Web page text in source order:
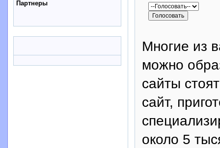
Партнеры
Многие из
можно
сайты
сайт,
около 5